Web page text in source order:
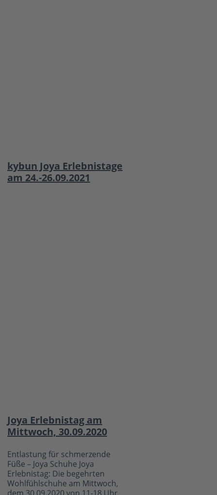
kybun Joya Erlebnistage
am 24.-26.09.2021
Joya Erlebnistag am
Mittwoch, 30.09.2020
Entlastung für schmerzende
Füße – Joya Schuhe Joya
Erlebnistag: Die begehrten
Wohlfühlschuhe am Mittwoch,